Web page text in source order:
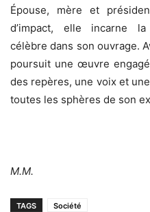
Épouse, mère et
d’impact, elle incarne la
célèbre dans son ouvrage.
poursuit une œuvre
des repères, une voix et
toutes les sphères de son
M.M.
TAGS Société